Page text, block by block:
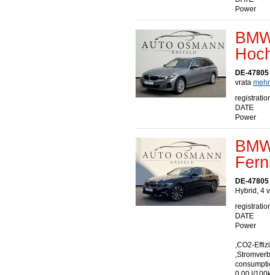
Power
DE-
vrata
DATE
Power
DE-
Hybrid, 4
DATE
Power
,CO2-